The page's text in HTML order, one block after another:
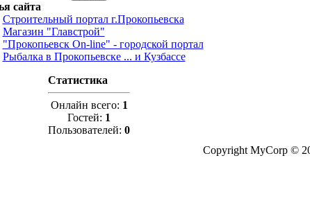
сайта
Строительный портал г.Прокопьевска
Магазин "Главстрой"
"Прокопьевск On-line" - городской портал
Рыбалка в Прокопьевске ... и Кузбассе
Статистика
Онлайн всего: 1
Гостей: 1
Пользователей: 0
Copyright MyCorp ©